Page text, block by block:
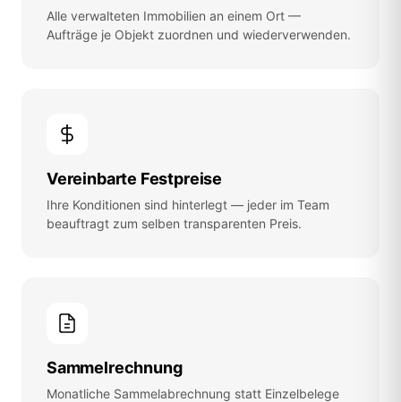
Alle verwalteten Immobilien an einem Ort —
Aufträge je Objekt zuordnen und wiederverwenden.
Vereinbarte Festpreise
Ihre Konditionen sind hinterlegt — jeder im Team
beauftragt zum selben transparenten Preis.
Sammelrechnung
Monatliche Sammelabrechnung statt Einzelbelege